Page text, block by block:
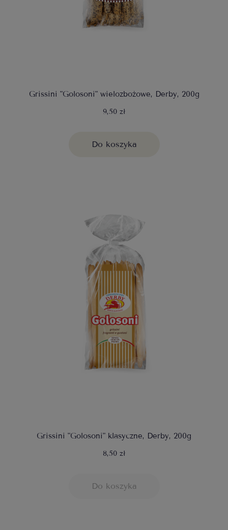
Grissini "Golosoni" wielozbożowe, Derby, 200g
9,50 zł
Do koszyka
Grissini "Golosoni" klasyczne, Derby, 200g
8,50 zł
Do koszyka